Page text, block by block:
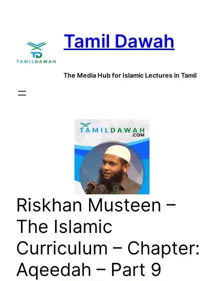
Tamil Dawah
The Media Hub for Islamic Lectures in Tamil
Riskhan Musteen –
The Islamic
Curriculum – Chapter:
Aqeedah – Part 9